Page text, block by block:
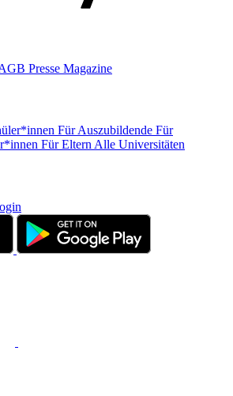
Presse Magazine
Für Auszubildende Für
Für Eltern Alle Universitäten